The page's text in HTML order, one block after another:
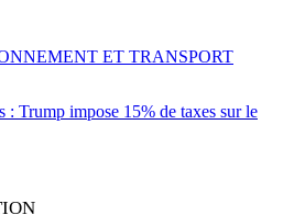
: Trump impose 15% de taxes sur le
ET TRANSPORT